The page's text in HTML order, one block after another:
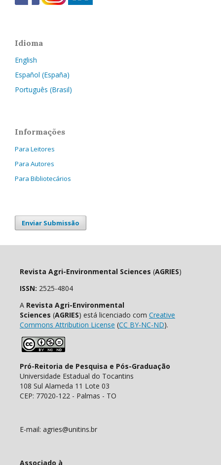
Idioma
English
Español (España)
Português (Brasil)
Informações
Para Leitores
Para Autores
Para Bibliotecários
Enviar Submissão
Revista Agri-Environmental Sciences (AGRIES)
ISSN: 2525-4804
A Revista Agri-Environmental
Sciences (AGRIES) está licenciado com Creative
Commons Attribution License (CC BY-NC-ND).
Pró-Reitoria de Pesquisa e Pós-Graduação
Universidade Estadual do Tocantins
108 Sul Alameda 11 Lote 03
CEP: 77020-122 - Palmas - TO
E-mail: agries@unitins.br
Associado à